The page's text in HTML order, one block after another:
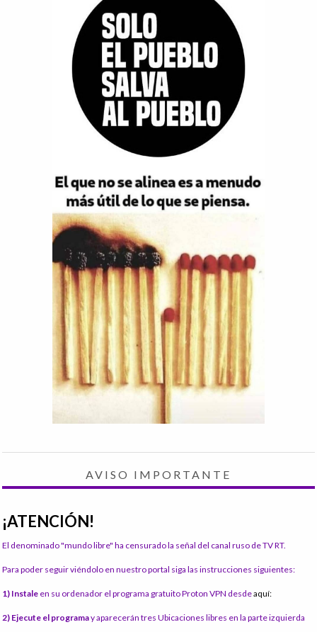
AVISO IMPORTANTE
¡ATENCIÓN!
El denominado "mundo libre" ha censurado la señal del canal ruso de TV RT.
Para poder seguir viéndolo en nuestro portal siga las instrucciones siguientes:
1) Instale en su ordenador el programa gratuito Proton VPN desdeaquí:
2) Ejecute el programay aparecerán tres Ubicaciones libres en la parte izquierda